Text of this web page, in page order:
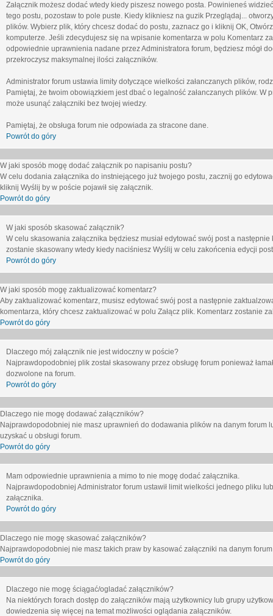
Załącznik możesz dodać wtedy kiedy piszesz nowego posta. Powinieneś
tego postu, pozostaw to pole puste. Kiedy klikniesz na guzik Przeglądaj...
plików. Wybierz plik, który chcesz dodać do postu, zaznacz go i kliknij OK,
komputerze. Jeśli zdecydujesz się na wpisanie komentarza w polu Komentarz
odpowiednie uprawnienia nadane przez Administratora forum, będziesz mógł
przekroczysz maksymalnej ilości załączników.
Administrator forum ustawia limity dotyczące wielkości załanczanych plików,
Pamiętaj, że twoim obowiązkiem jest dbać o legalność załanczanych plików.
może usunąć załączniki bez twojej wiedzy.
Pamiętaj, że obsługa forum nie odpowiada za stracone dane.
Powrót do góry
W jaki sposób mogę dodać załącznik po napisaniu postu?
W celu dodania załącznika do instniejącego już twojego postu, zacznij go
kliknij Wyślij by w poście pojawił się załącznik.
Powrót do góry
W jaki sposób skasować załącznik?
W celu skasowania załącznika będziesz musiał edytować swój post a
zostanie skasowany wtedy kiedy naciśniesz Wyślij w celu zakońcenia edycji
Powrót do góry
W jaki sposób mogę zaktualizować komentarz?
Aby zaktualizować komentarz, musisz edytować swój post a następnie
komentarza, który chcesz zaktualizować w polu Załącz plik. Komentarz zostanie
Powrót do góry
Dlaczego mój załącznik nie jest widoczny w poście?
Najprawdopodobniej plik został skasowany przez obsługę forum ponieważ
dozwolone na forum.
Powrót do góry
Dlaczego nie mogę dodawać załączników?
Najprawdopodobniej nie masz uprawnień do dodawania plików na danym forum
uzyskać u obsługi forum.
Powrót do góry
Mam odpowiednie uprawnienia a mimo to nie mogę dodać załącznika.
Najprawdopodobniej Administrator forum ustawił limit wielkości jednego pliku
załącznika.
Powrót do góry
Dlaczego nie mogę skasować załączników?
Najprawdopodobniej nie masz takich praw by kasować załączniki na danym
Powrót do góry
Dlaczego nie mogę ściągać/ogladać załączników?
Na niektórych forach dostęp do załączników mają użytkownicy lub grupy
dowiedzenia się więcej na temat możliwości oglądania załączników.